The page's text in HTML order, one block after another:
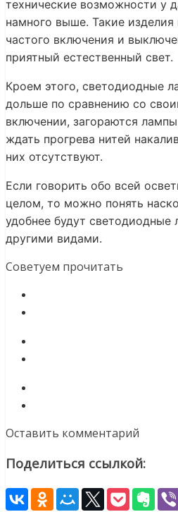
технические возможности у
намного выше. Такие изделия
частого включения и
приятный естественный свет.
Кроем этого, светодиодные
дольше по сравнению со
включении, загораются
ждать прогрева нитей
них отсутствуют.
Если говорить обо всей
целом, то можно понять
удобнее будут
другими видами.
Советуем прочитать
Оставить комментарий
Поделиться ссылкой: